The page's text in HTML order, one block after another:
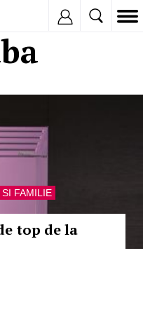
FAMILIE
top de la